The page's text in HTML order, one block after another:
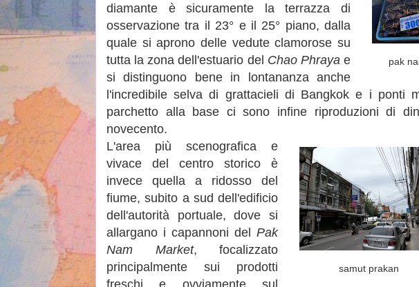
pak
diamante è sicuramente la terrazza di
osservazione tra il 23° e il 25° piano, dalla
quale si aprono delle vedute clamorose su
tutta la zona dell'estuario del Chao Phraya e
si distinguono bene in lontananza anche
l'incredibile selva di grattacieli di Bangkok e i ponti
parchetto alla base ci sono infine riproduzioni di
novecento.
samut prakan
L'area più scenografica e
vivace del centro storico è
invece quella a ridosso del
fiume, subito a sud dell'edificio
dell'autorità portuale, dove si
allargano i capannoni del Pak
Nam Market, focalizzato
principalmente sui prodotti
freschi e ovviamente sul